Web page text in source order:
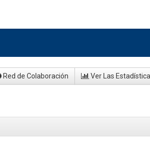
Red de Colaboración Ver Las